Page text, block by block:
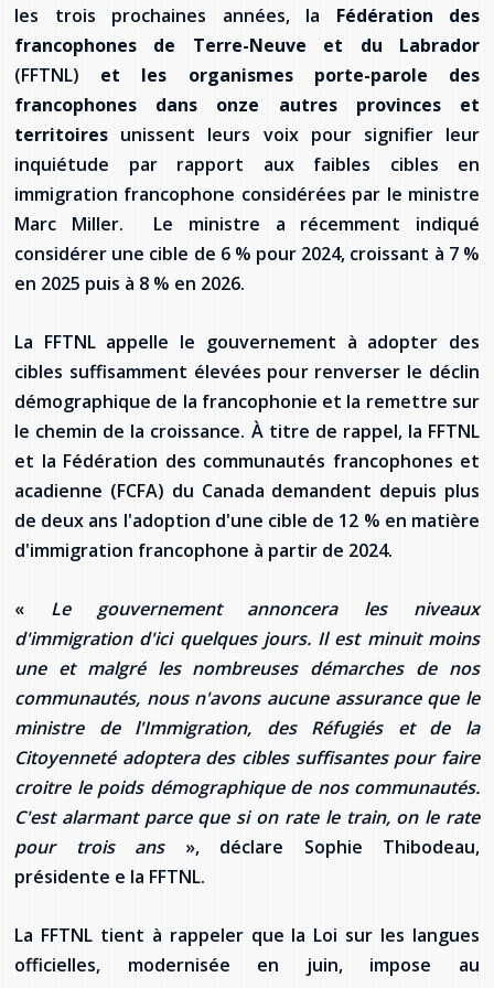
Allison Chaytor
Maurice Nzoyamara
Randy Follet
Skye Fisher
Anastasia Knudsen
Brian Kizner
Marc-Alexandre Mestres
Stacy Smith
Clare Halleran
Joseph Kayumba
Dominic Demers
Yulia Kudryakova
provincial
Ressources linguistiques pour la
communication en santé
les trois prochaines années, la Fédération des
francophones de Terre-Neuve et du Labrador
(FFTNL) et les organismes porte-parole des
francophones dans onze autres provinces et
territoires unissent leurs voix pour signifier leur
inquiétude par rapport aux faibles cibles en
immigration francophone considérées par le ministre
Marc Miller. Le ministre a récemment indiqué
considérer une cible de 6 % pour 2024, croissant à 7 %
en 2025 puis à 8 % en 2026.
La FFTNL appelle le gouvernement à adopter des
cibles suffisamment élevées pour renverser le déclin
démographique de la francophonie et la remettre sur
le chemin de la croissance. À titre de rappel, la FFTNL
et la Fédération des communautés francophones et
acadienne (FCFA) du Canada demandent depuis plus
de deux ans l'adoption d'une cible de 12 % en matière
d'immigration francophone à partir de 2024.
« Le gouvernement annoncera les niveaux
d'immigration d'ici quelques jours. Il est minuit moins
une et malgré les nombreuses démarches de nos
communautés, nous n'avons aucune assurance que le
ministre de l'Immigration, des Réfugiés et de la
Citoyenneté adoptera des cibles suffisantes pour faire
croitre le poids démographique de nos communautés.
C'est alarmant parce que si on rate le train, on le rate
pour trois ans», déclare Sophie Thibodeau,
présidente e la FFTNL.
La FFTNL tient à rappeler que la Loi sur les langues
officielles, modernisée en juin, impose au